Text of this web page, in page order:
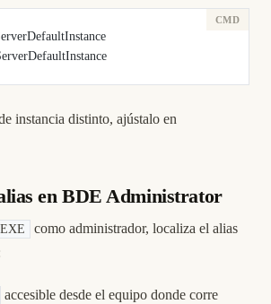
instancia distinto, ajústalo en
en BDE Administrator
como administrador, localiza el alias
accesible desde el equipo donde corre